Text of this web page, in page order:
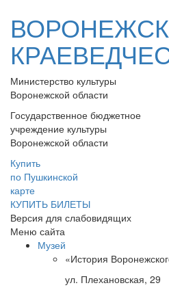
Министерство культуры
Воронежской области
Государственное бюджетное
учреждение культуры
Воронежской области
Купить
по Пушкинской
карте
КУПИТЬ БИЛЕТЫ
Версия для слабовидящих
Меню сайта
Музей
«История
ул. Плехановская, 29